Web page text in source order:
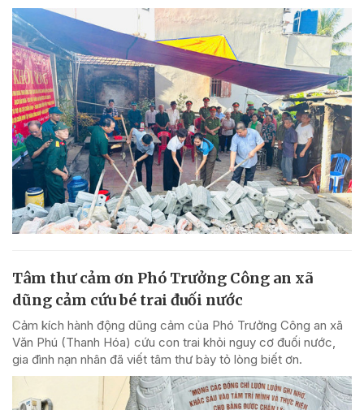
Tâm thư cảm ơn Phó Trưởng Công an xã
dũng cảm cứu bé trai đuối nước
Cảm kích hành động dũng cảm của Phó Trưởng Công an xã
Văn Phú (Thanh Hóa) cứu con trai khỏi nguy cơ đuối nước,
gia đình nạn nhân đã viết tâm thư bày tỏ lòng biết ơn.